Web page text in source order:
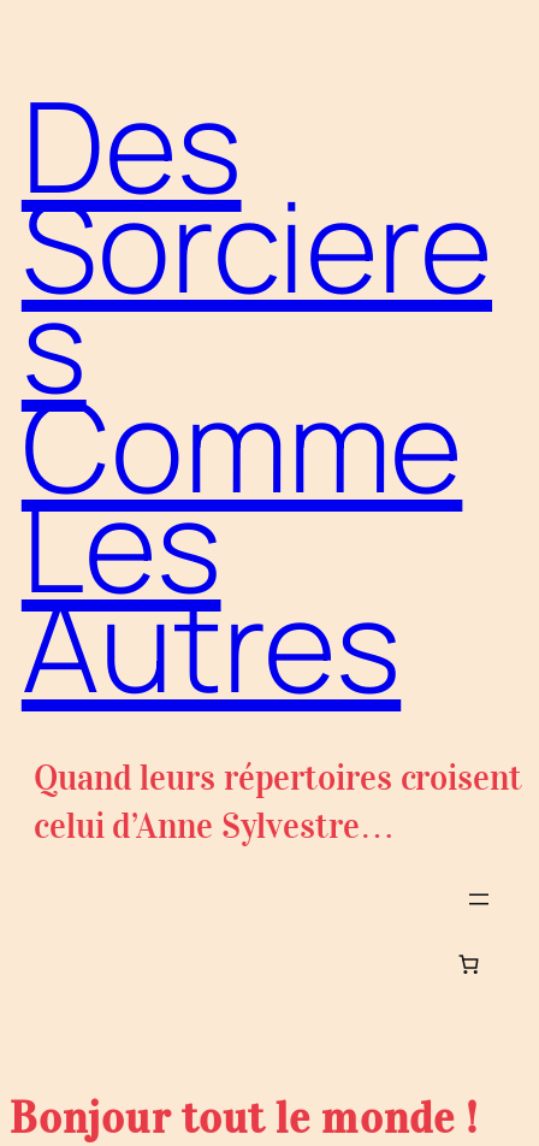
contenu
Des
Sorciere
s
Comme
Les
Autres
Quand leurs répertoires croisent
celui d’Anne Sylvestre…
Bonjour tout le monde !